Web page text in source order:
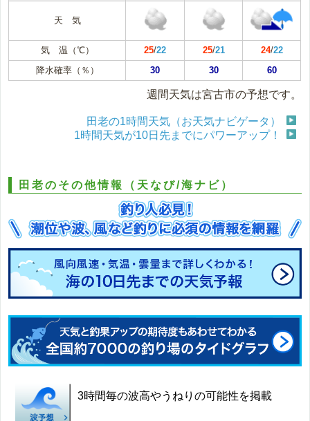
天 気
気 温（℃） 25/22 25/21 24/22
降水確率（％）
30 30 60
週間天気は宮古市の予想です。
田老の1時間天気（お天気ナビゲータ）
1時間天気が10日先までにパワーアップ！
田老のその他情報（天なび/海ナビ）
3時間毎の波高やうねりの可能性を掲載